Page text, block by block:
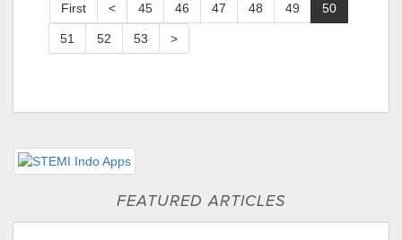
First < 45 46 47 48 49 50
51 52 53 >
FEATURED ARTICLES